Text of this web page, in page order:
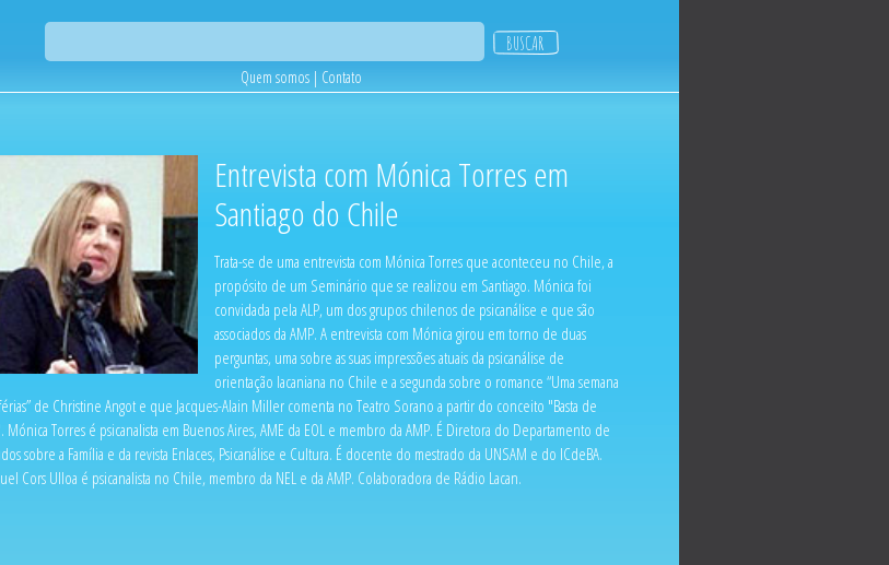
Quem somos | Contato
Entrevista com Mónica Torres em
Santiago do Chile
Trata-se de uma entrevista com Mónica Torres que aconteceu no Chile, a
propósito de um Seminário que se realizou em Santiago. Mónica foi
convidada pela ALP, um dos grupos chilenos de psicanálise e que são
associados da AMP. A entrevista com Mónica girou em torno de duas
perguntas, uma sobre as suas impressões atuais da psicanálise de
orientação lacaniana no Chile e a segunda sobre o romance “Uma semana
de Christine Angot e que Jacques-Alain Miller comenta no Teatro Sorano a partir do conceito "Basta de
Mónica Torres é psicanalista em Buenos Aires, AME da EOL e membro da AMP. É Diretora do Departamento de
sobre a Família e da revista Enlaces, Psicanálise e Cultura. É docente do mestrado da UNSAM e do ICdeBA.
Cors Ulloa é psicanalista no Chile, membro da NEL e da AMP. Colaboradora de Rádio Lacan.